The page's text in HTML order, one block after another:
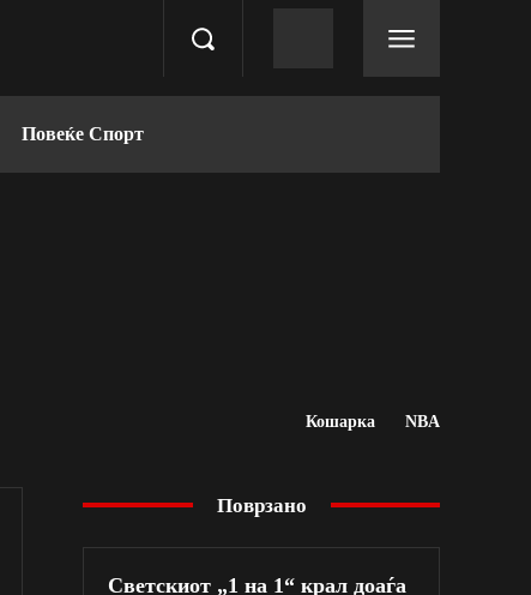
Повеќе Спорт
Кошарка NBA
Поврзано
Светскиот „1 на 1“ крал доаѓа